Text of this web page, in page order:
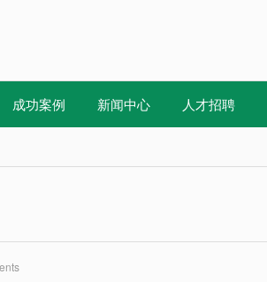
成功案例 新闻中心 人才招聘